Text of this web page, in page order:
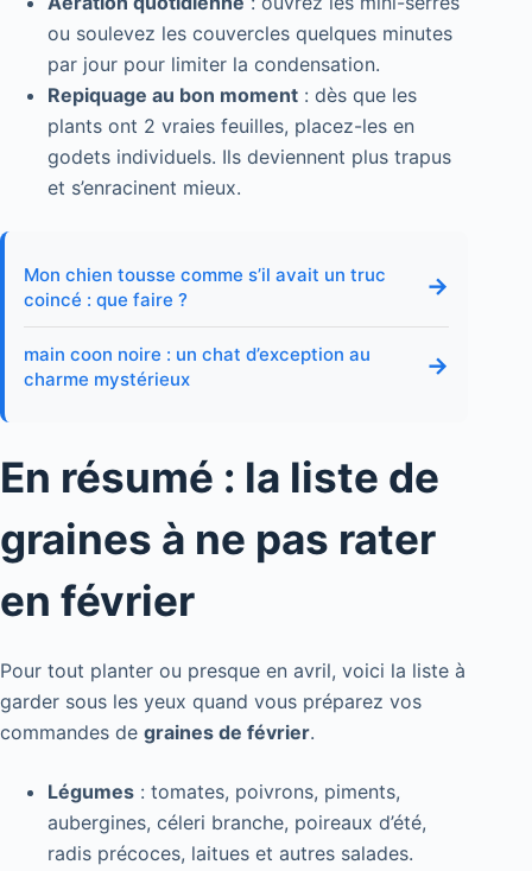
ou soulevez les couvercles quelques minutes
par jour pour limiter la condensation.
Repiquage au bon moment : dès que les
plants ont 2 vraies feuilles, placez-les en
godets individuels. Ils deviennent plus trapus
et s’enracinent mieux.
Mon chien tousse comme s’il avait un truc
coincé : que faire ?
→
main coon noire : un chat d’exception au
charme mystérieux
→
En résumé : la liste de
graines à ne pas rater
en février
Pour tout planter ou presque en avril, voici la liste à
garder sous les yeux quand vous préparez vos
commandes de graines de février.
Légumes : tomates, poivrons, piments,
aubergines, céleri branche, poireaux d’été,
radis précoces, laitues et autres salades.